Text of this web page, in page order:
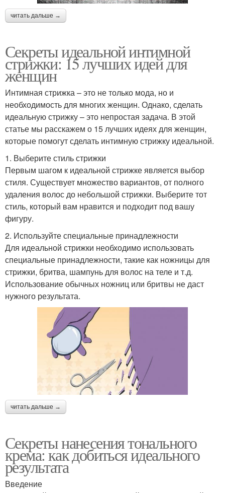
читать дальше →
Секреты идеальной интимной
стрижки: 15 лучших идей для
женщин
Интимная стрижка – это не только мода, но и
необходимость для многих женщин. Однако, сделать
идеальную стрижку – это непростая задача. В этой
статье мы расскажем о 15 лучших идеях для женщин,
которые помогут сделать интимную стрижку идеальной.
1. Выберите стиль стрижки
Первым шагом к идеальной стрижке является выбор
стиля. Существует множество вариантов, от полного
удаления волос до небольшой стрижки. Выберите тот
стиль, который вам нравится и подходит под вашу
фигуру.
2. Используйте специальные принадлежности
Для идеальной стрижки необходимо использовать
специальные принадлежности, такие как ножницы для
стрижки, бритва, шампунь для волос на теле и т.д.
Использование обычных ножниц или бритвы не даст
нужного результата.
читать дальше →
Секреты нанесения тонального
крема: как добиться идеального
результата
Введение